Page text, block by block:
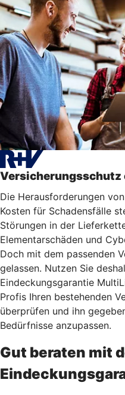
Versicherungsschutz
Die Herausforderungen
Kosten für Schadensfälle
Störungen in der
Elementarschäden und
Doch mit dem passenden
gelassen. Nutzen Sie
Eindeckungsgarantie
Profis Ihren bestehenden
überprüfen und ihn
Bedürfnisse anzupassen.
Gut beraten mit